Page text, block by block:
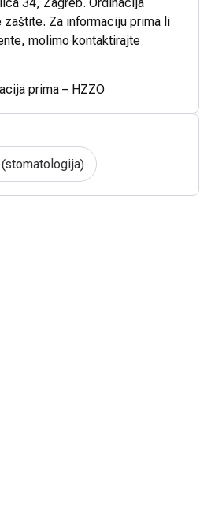
zaštite. Za informaciju prima li
molimo kontaktirajte
prima – HZZO